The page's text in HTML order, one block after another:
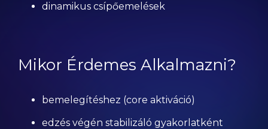
dinamikus csípőemelések
Mikor Érdemes Alkalmazni?
bemelegítéshez (core aktiváció)
edzés végén stabilizáló gyakorlatként